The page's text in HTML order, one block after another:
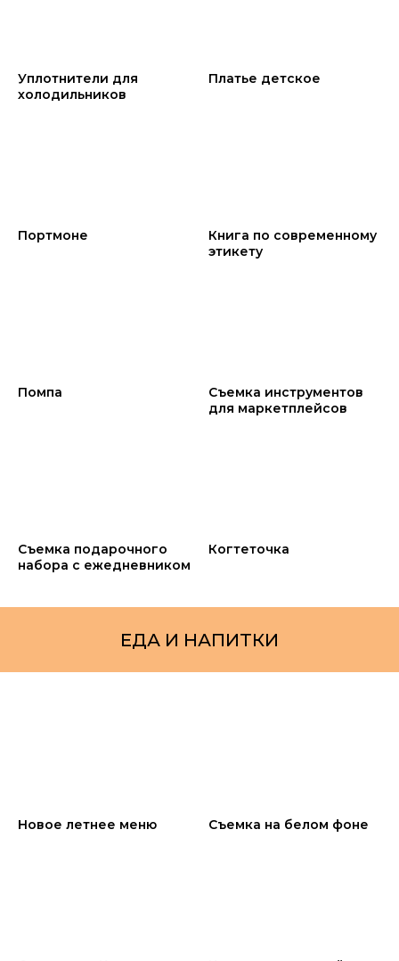
Уплотнители для
холодильников
Платье детское
Портмоне
Книга по современному
этикету
Помпа
Съемка инструментов
для маркетплейсов
Съемка подарочного
набора с ежедневником
Когтеточка
ЕДА И НАПИТКИ
Новое летнее меню Съемка на белом фоне